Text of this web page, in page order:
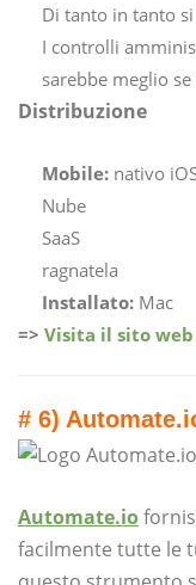
Di tanto in tanto
I controlli
sarebbe meglio
Distribuzione
Mobile: nativo
Nube
SaaS
ragnatela
Installato: Mac
=> Visita il sito web
# 6)
Automate.io
facilmente tutte le